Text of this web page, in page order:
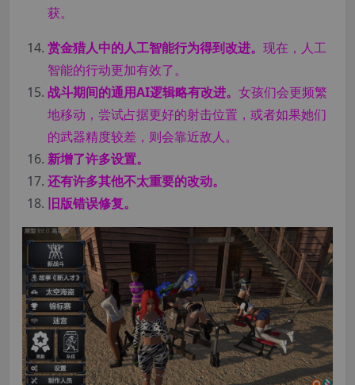
获。
赏金猎人中的人工智能行为得到改进。 现在，人工
智能的行动更加有效了。
战斗期间的通用AI逻辑略有改进。 女孩们会更频繁
地移动，尝试占据更好的射击位置，或者如果她们
的武器精度较差，则会靠近敌人。
新增了许多设置。
还有许多其他不太重要的改动。
旧版错误修复。